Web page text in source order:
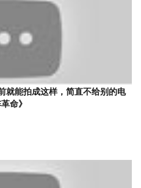
就能拍成这样，简直不给别的电
命》